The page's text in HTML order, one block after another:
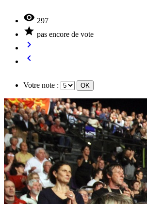
 297
 pas encore de vote


Votre note :